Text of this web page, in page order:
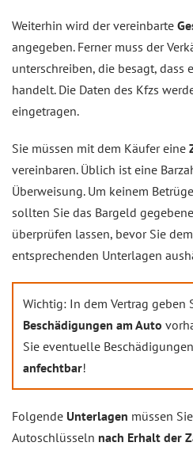
Weiterhin wird der vereinbarte
angegeben. Ferner muss der
unterschreiben, die besagt, dass
handelt. Die Daten des Kfzs
eingetragen.
Sie müssen mit dem Käufer eine
vereinbaren. Üblich ist eine
Überweisung. Um keinem
sollten Sie das Bargeld
überprüfen lassen, bevor Sie
entsprechenden Unterlagen
Wichtig: In dem Vertrag geben
Beschädigungen am Auto
Sie eventuelle
anfechtbar!
Folgende Unterlagen müssen
Autoschlüsseln nach Erhalt der